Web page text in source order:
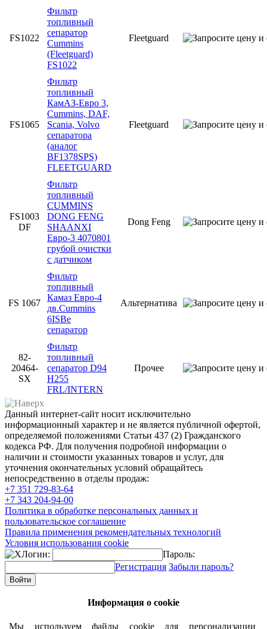
FS1022
Фильтр
топливный
сепаратор
Cummins
(Fleetguard)
FS1022
Fleetguard
FS1065
Фильтр
топливный
КамАЗ-Евро 3,
Cummins, DAF,
Scania, Volvo
сепаратора
(аналог
BF1378SPS)
FLEETGUARD
Fleetguard
FS1003
DF
Фильтр
топливный
CUMMINS
DONG FENG
SHAANXI
Евро-3 4070801
грубой очистки
с датчиком
Dong Feng
FS 1067
Фильтр
топливный
Камаз Евро-4
дв.Cummins
6ISBe
сепаратор
Альтернатива
82-
20464-
SX
Фильтр
топливный
сепаратор D94
H255
FRL/INTERN
Прочее
Данный интернет-сайт носит исключительно
информационный характер и не является публичной офертой,
определяемой положениями Статьи 437 (2) Гражданского
кодекса РФ. Для получения подробной информации о
наличии и стоимости указанных товаров и услуг, для
уточнения окончательных условий обращайтесь
непосредственно в отделы продаж:
+7 351 729-83-64
+7 343 204-94-00
Политика в обработке персональных данных и
пользовательское соглашение
Правила применения рекомендательных технологий
Условия использования cookie
Логин:
Пароль:
Регистрация Забыли пароль?
Информация о cookie
Мы используем файлы cookie для персонализации